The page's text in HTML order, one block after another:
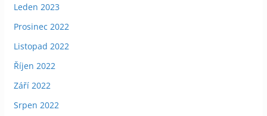
Leden 2023
Prosinec 2022
Listopad 2022
Říjen 2022
Září 2022
Srpen 2022